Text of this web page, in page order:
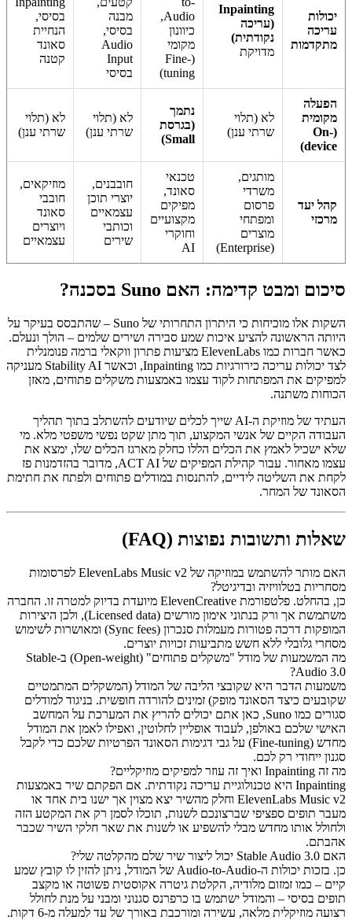
יכולות
עריכה
מתקדמות
Inpainting
(עריכה
נקודתית)
מדויקת
Audio,
כיוונון
מקומי
(Fine-
tuning)
מבנה
בסיסי,
Audio
Input
בסיסי
בסיסי,
הנחיית
סאונד
קטנה
הפעלה
מקומית
(On-
device)
לא (תלוי
שרתי ענן)
נתמך
(בגרסת
Small)
לא (תלוי
שרתי ענן)
לא (תלוי
שרתי ענן)
קהל יעד
מרכזי
מותגים,
משרדי
פרסום
ומפתחי
מוצרים
(Enterprise)
טכנאי
סאונד,
מפיקים
מקצועיים
וחוקרי
AI
חובבנים,
יוצרי תוכן
עצמאיים
וכותבי
שירים
מוזיקאים,
חובבי
סאונד
ויוצרים
עצמאיים
סיכום ומבט קדימה: האם Suno בסכנה?
השקות אלו מוכיחות כי היתרון התחרותי של Suno – שהתבסס בעיקר על
היותה הראשונה להציע איכות שמע סבירה ושירים שלמים – הולך ונעלם.
כאשר חברות כמו ElevenLabs מציעות פתרון ווקאלי ברמה פנומנלית
לצד יכולות עריכה כירורגיות כמו Inpainting, וכאשר Stability AI מעניקה
למפיקים את המפתחות לקוד עצמו באמצעות משקלים פתוחים, מאזן
הכוחות משתנה.
העתיד של מוזיקת ה-AI שייך לכלים שיודעים להשתלב בתוך תהליך
העבודה הקיים של אנשי המקצוע, תוך מתן שקט נפשי משפטי מלא. מי
שלא ישכיל לאמץ את הכלים הללו כחלק מארגז הכלים שלו, ימצא את
עצמו מאחור. עבור קהילת המפיקים של ACT AI, מדובר בהזדמנות פז
לקחת את השליטה לידיים, להתנסות במודלים פתוחים ולפתח את חתימת
הסאונד של המחר.
שאלות ותשובות נפוצות (FAQ)
האם מותר להשתמש במוזיקה של ElevenLabs Music v2 לפרסומות
מסחריות בטלוויזיה ובדיגיטל?
כן, בהחלט. פלטפורמת ElevenCreative מיועדת בדיוק למטרה זו. החברה
משתמשת אך ורק בנתוני אימון מורשים (Licensed data), ולכן היצירות
המופקות דרכה פטורות מעמלות סנכרון (Sync fees) ומאושרות לשימוש
מסחרי גלובלי ללא חשש מתביעות זכויות יוצרים.
מה המשמעות של מודל "משקלים פתוחים" (Open-weight) ב-Stable
Audio 3.0?
משמעות הדבר היא שקובצי הליבה של המודל (המשקלים המתמטיים
שקובעים כיצד הסאונד מופק) זמינים להורדה חופשית. בניגוד למודלים
סגורים כמו Suno, כאן אתם יכולים להריץ את המערכת על המחשב
האישי שלכם באולפן, לעבוד אופליין לחלוטין, ואפילו לאמן את המודל
מחדש (Fine-tuning) על גבי דגימות הסאונד הפרטיות שלכם כדי לקבל
סגנון ייחודי רק לכם.
מה זה Inpainting ואיך זה עוזר למפיקים מוזיקליים?
Inpainting היא טכנולוגיית עריכה נקודתית. אם הפקתם שיר באמצעות
ElevenLabs Music v2 וחלק מהשיר יצא מצוין אך ישנו בית אחד או
מעבר תופים ספציפי שברצונכם לשנות, תוכלו לסמן רק את המקטע הזה
ולחולל אותו מחדש מבלי להשפיע או לשנות את שאר חלקי השיר שכבר
אהבתם.
האם Stable Audio 3.0 יכול ליצור שיר שלם מהקלטה שלי?
כן. בזכות יכולות ה-Audio-to-Audio של המודל, ניתן להזין לו קובץ שמע
קיים – כמו זמזום מלודיה, הקלטת גיטרה אקוסטית פשוטה או מקצב
תופים בסיסי – והמודל ישתמש בו כרפרנס סגנוני ומבני על מנת לחולל
רצועה מוזיקלית מלאה, עשירה ומורכבת באורך של עד למעלה מ-6 דקות.